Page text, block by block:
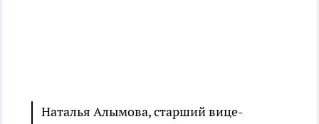
Наталья Алымова, старший вице-